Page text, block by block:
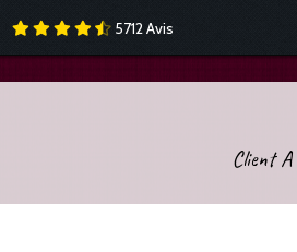
5712Avis
Client A